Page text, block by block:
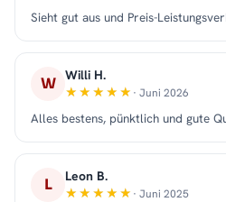
Sieht gut aus und Preis-
W Willi H.
· Juni 2026
Alles bestens, pünktlich und gute
L Leon B.
· Juni 2025